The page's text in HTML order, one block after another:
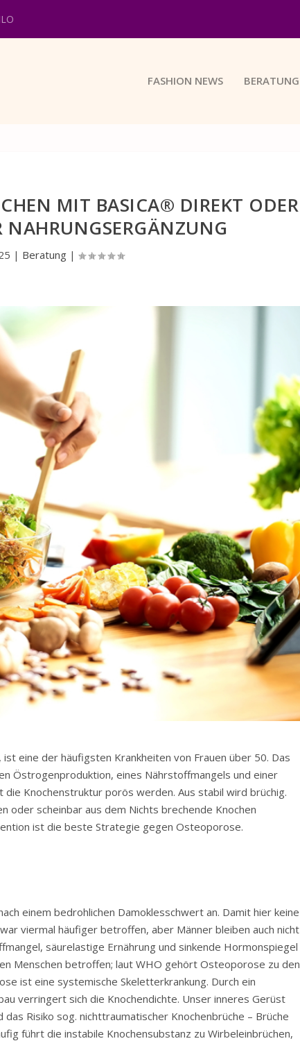
FASHION NEWS BERATUNG
MIT BASICA® DIREKT ODER
NAHRUNGSERGÄNZUNG
| Beratung |
eine der häufigsten Krankheiten von Frauen über 50. Das
Östrogenproduktion, eines Nährstoffmangels und einer
Knochenstruktur porös werden. Aus stabil wird brüchig.
oder scheinbar aus dem Nichts brechende Knochen
ist die beste Strategie gegen Osteoporose.
einem bedrohlichen Damoklesschwert an. Damit hier keine
viermal häufiger betroffen, aber Männer bleiben auch nicht
säurelastige Ernährung und sinkende Hormonspiegel
Menschen betroffen; laut WHO gehört Osteoporose zu den
ist eine systemische Skeletterkrankung. Durch ein
verringert sich die Knochendichte. Unser inneres Gerüst
Risiko sog. nichttraumatischer Knochenbrüche – Brüche
führt die instabile Knochensubstanz zu Wirbeleinbrüchen,